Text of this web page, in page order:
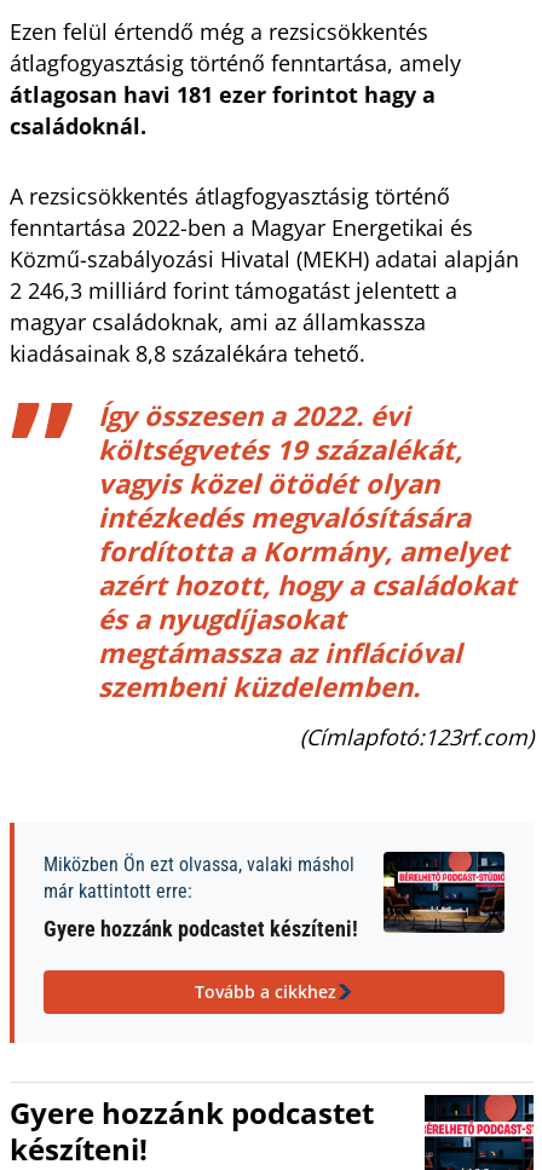
Ezen felül értendő még a rezsicsökkentés
átlagfogyasztásig történő fenntartása, amely
átlagosan havi 181 ezer forintot hagy a
családoknál.
A rezsicsökkentés átlagfogyasztásig történő
fenntartása 2022-ben a Magyar Energetikai és
Közmű-szabályozási Hivatal (MEKH) adatai alapján
2 246,3 milliárd forint támogatást jelentett a
magyar családoknak, ami az államkassza
kiadásainak 8,8 százalékára tehető.
Így összesen a 2022. évi
költségvetés 19 százalékát,
vagyis közel ötödét olyan
intézkedés megvalósítására
fordította a Kormány, amelyet
azért hozott, hogy a családokat
és a nyugdíjasokat
megtámassza az inflációval
szembeni küzdelemben.
(Címlapfotó:123rf.com)
Miközben Ön ezt olvassa, valaki máshol
már kattintott erre:
Gyere hozzánk podcastet készíteni!
Tovább a cikkhez
Gyere hozzánk podcastet
készíteni!